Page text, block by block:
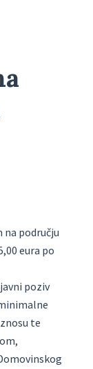
na području
eura po
poziv
te